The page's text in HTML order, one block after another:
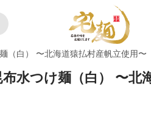
（白） 〜北海道猿払村産帆立使用〜
水つけ麺（白） 〜北